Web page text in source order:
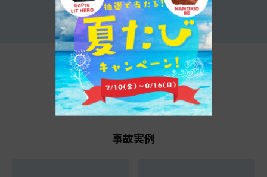
t@biho情報局
事故実例